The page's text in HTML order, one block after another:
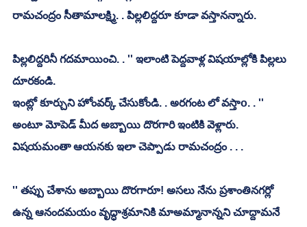
రామచంద్రం సీతామాలక్ష్మి. . పిల్లలిద్దరూ కూడా వస్తానన్నారు.
పిల్లలిద్దరినీ గదమాయించి. . '' ఇలాంటి పెద్దవాళ్ల విషయాల్లోకి పిల్లలు
దూరకండి.
ఇంట్లో కూర్చుని హోంవర్క్ చేసుకోండి. . అరగంట లో వస్తాo. . ''
అంటూ మోపెడ్ మీద అబ్బాయి దొరగారి ఇంటికి వెళ్లారు.
విషయమంతా ఆయనకు ఇలా చెప్పాడు రామచంద్రం . . .
'' తప్పు చేశాను అబ్బాయి దొరగారూ! అసలు నేను ప్రశాంతినగర్లో
ఉన్న ఆనందమయం వృద్ధాశ్రమానికి మాఅమ్మానాన్నని చూద్దామనే